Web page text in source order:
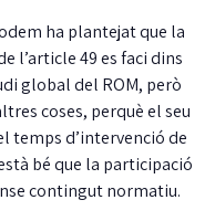
ha plantejat que la
l’article 49 es faci dins
global del ROM, però
coses, perquè el seu
temps d’intervenció de
bé que la participació
contingut normatiu.